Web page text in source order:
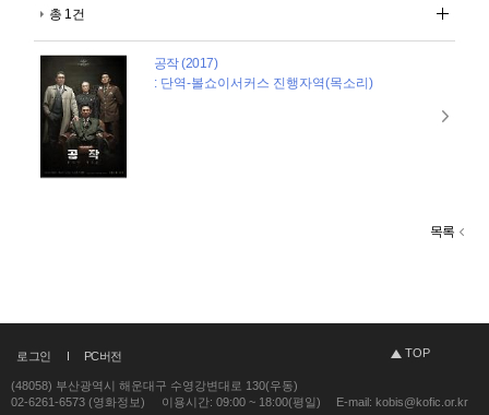
총 1건
공작 (2017)
: 단역-볼쇼이서커스 진행자역(목소리)
목록
로그인 PC버전 TOP
(48058) 부산광역시 해운대구 수영강변대로 130(우동)
02-6261-6573 (영화정보)
이용시간: 09:00 ~ 18:00(평일) E-mail: kobis@kofic.or.kr